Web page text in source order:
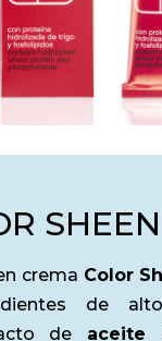
crema Color
de
de aceite